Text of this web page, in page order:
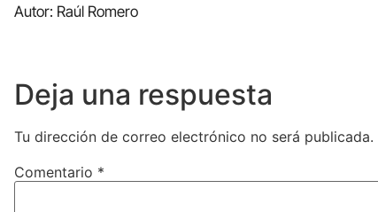
Autor: Raúl Romero
Deja una respuesta
Tu dirección de correo electrónico no será publicada.
Comentario *